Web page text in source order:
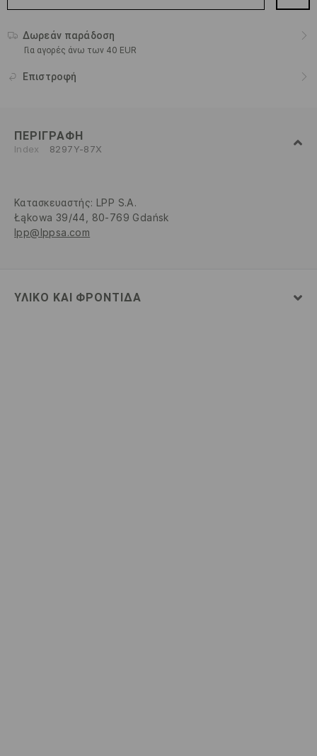
Δωρεάν παράδοση
Για αγορές άνω των 40 EUR
Επιστροφή
ΠΕΡΙΓΡΑΦΉ
Index 8297Y-87X
Κατασκευαστής: LPP S.A.
Łąkowa 39/44, 80-769 Gdańsk
lpp@lppsa.com
ΥΛΙΚΌ ΚΑΙ ΦΡΟΝΤΊΔΑ